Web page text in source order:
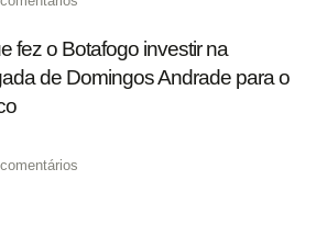
fez o Botafogo investir na
de Domingos Andrade para o
comentários